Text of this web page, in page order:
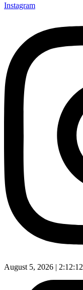
Instagram
August 5, 2026 | 2:12:13